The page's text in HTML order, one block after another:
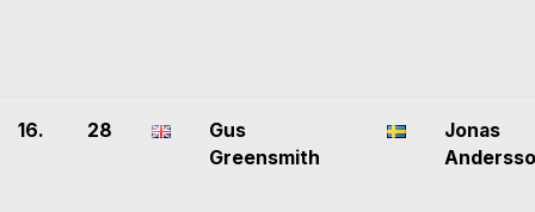
16. 28
Gus
Greensmith
Jonas